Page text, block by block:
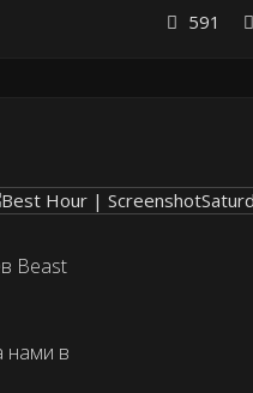
591
Beast
нами в